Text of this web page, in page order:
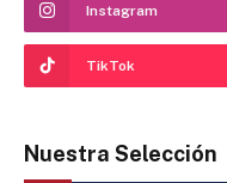
Instagram
TikTok
Nuestra Selección